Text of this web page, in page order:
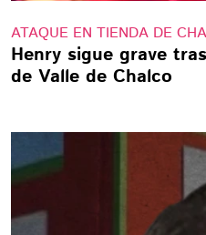
ATAQUE EN TIENDA DE
Henry sigue grave
de Valle de Chalco